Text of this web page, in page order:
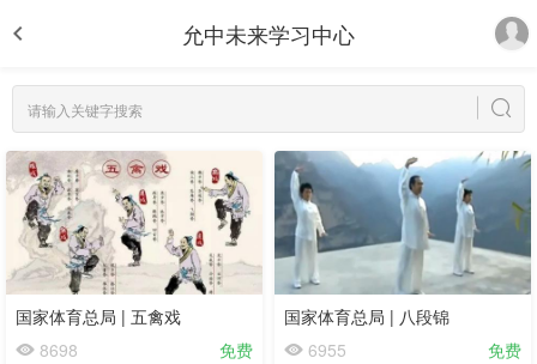
允中未来学习中心
国家体育总局 | 五禽戏
8698
免费
国家体育总局 | 八段锦
6955
免费